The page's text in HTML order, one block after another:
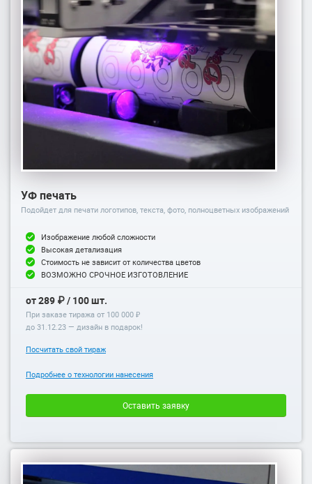
УФ печать
Подойдет для печати логотипов, текста, фото, полноцветных изображений
Изображение любой сложности
Высокая детализация
Стоимость не зависит от количества цветов
ВОЗМОЖНО СРОЧНОЕ ИЗГОТОВЛЕНИЕ
от 289 ₽ / 100 шт.
При заказе тиража от 100 000 ₽
до 31.12.23 — дизайн в подарок!
Посчитать свой тираж
Подробнее о технологии нанесения
Оставить заявку